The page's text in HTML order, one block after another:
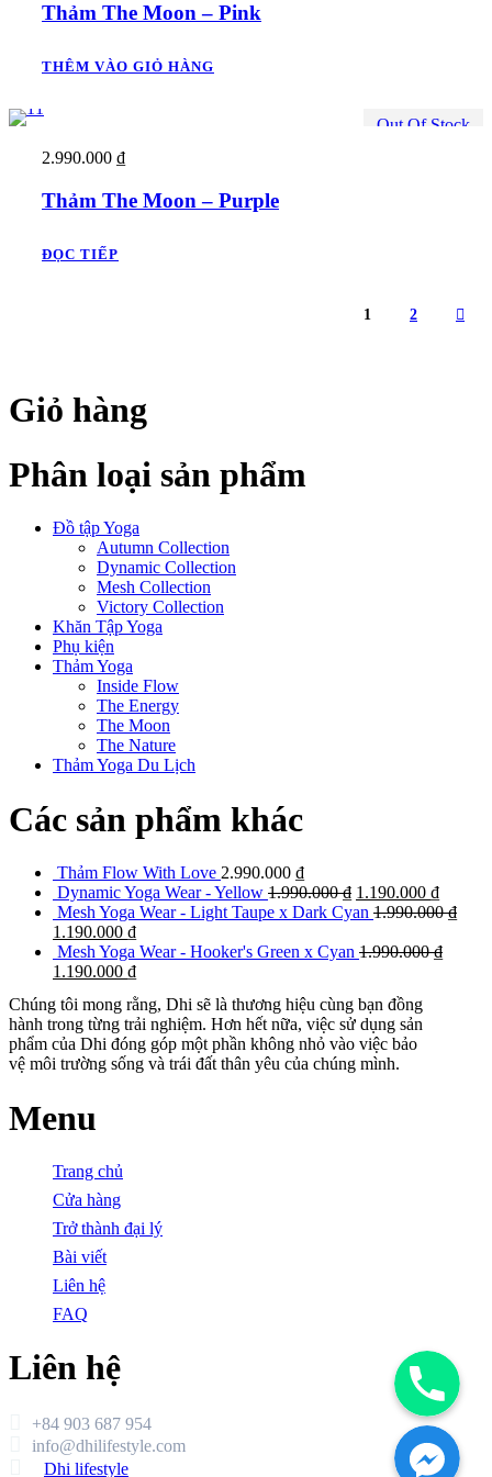
Thảm The Moon – Pink
THÊM VÀO GIỎ HÀNG
Out Of Stock
2.990.000 ₫
Thảm The Moon – Purple
ĐỌC TIẾP
1 2
Giỏ hàng
Phân loại sản phẩm
Đồ tập Yoga
Autumn Collection
Dynamic Collection
Mesh Collection
Victory Collection
Khăn Tập Yoga
Phụ kiện
Thảm Yoga
Inside Flow
The Energy
The Moon
The Nature
Thảm Yoga Du Lịch
Các sản phẩm khác
Thảm Flow With Love 2.990.000 ₫
Dynamic Yoga Wear - Yellow 1.990.000₫ 1.190.000 ₫
Mesh Yoga Wear - Light Taupe x Dark Cyan 1.990.000₫
1.190.000 ₫
Mesh Yoga Wear - Hooker's Green x Cyan 1.990.000₫
1.190.000 ₫
Chúng tôi mong rằng, Dhi sẽ là thương hiệu cùng bạn đồng
hành trong từng trải nghiệm. Hơn hết nữa, việc sử dụng sản
phẩm của Dhi đóng góp một phần không nhỏ vào việc bảo
vệ môi trường sống và trái đất thân yêu của chúng mình.
Menu
Trang chủ
Cửa hàng
Trở thành đại lý
Bài viết
Liên hệ
FAQ
Liên hệ
+84 903 687 954
info@dhilifestyle.com
Dhi lifestyle
Phone
Facebook Messenger